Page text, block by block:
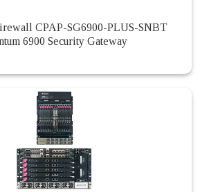
CPAP-SG6900-PLUS-SNBT
6900 Security Gateway